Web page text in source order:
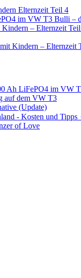
Elternzeit Teil 4
im VW T3 Bulli –
– Elternzeit
Kindern – Elternzeit
Ah LiFePO4 im VW
auf dem VW T3
(Update)
- Kosten und
of Love